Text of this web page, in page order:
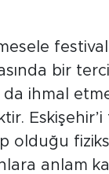
bir
da ihmal
Eskişehir’i
olduğu
anlam